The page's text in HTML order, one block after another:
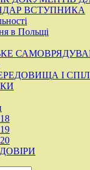
ВСТУПНИКА
в Польщі
І